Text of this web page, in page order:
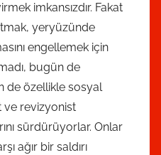
imkansızdır. Fakat
yeryüzünde
engellemek için
bugün de
de özellikle sosyal
ve revizyonist
sürdürüyorlar. Onlar
ağır bir saldırı